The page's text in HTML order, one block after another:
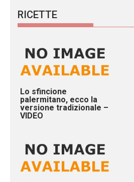
RICETTE
Lo sfincione
palermitano, ecco la
versione tradizionale –
VIDEO